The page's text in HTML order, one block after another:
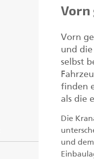
Vorn
Vorn
und die
selbst
finden
als die
Die
und